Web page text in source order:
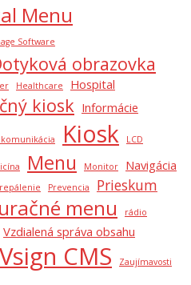
Menu
Software
obrazovka
Healthcare Hospital
kiosk Informácie
Kiosk LCD
Menu Monitor Navigácia
Prevencia Prieskum
menu
rádio
Vzdialená správa obsahu
CMS Zaujímavosti